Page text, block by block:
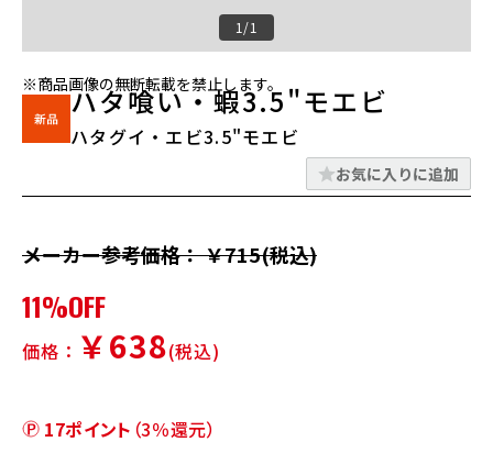
1/1
※商品画像の無断転載を禁止します。
ハタ喰い・蝦3.5"モエビ
ハタグイ・エビ3.5"モエビ
お気に入りに追加
メーカー参考価格： ￥715(税込)
11%OFF
価格： ￥638(税込)
17ポイント （3％還元）